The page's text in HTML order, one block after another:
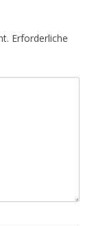
Erforderliche